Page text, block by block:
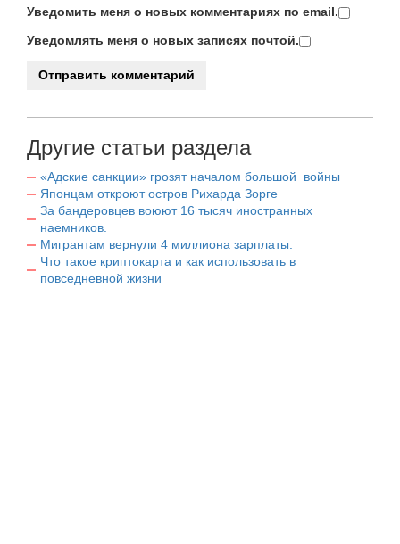
Уведомить меня о новых комментариях по email.
Уведомлять меня о новых записях почтой.
Другие статьи раздела
«Адские санкции» грозят началом большой войны
Японцам откроют остров Рихарда Зорге
За бандеровцев воюют 16 тысяч иностранных
наемников.
Мигрантам вернули 4 миллиона зарплаты.
Что такое криптокарта и как использовать в
повседневной жизни